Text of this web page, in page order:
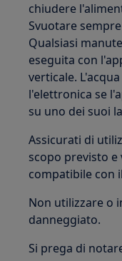
chiudere
Svuotare
Qualsiasi
eseguita con
verticale.
l'elettronica se
su uno dei suoi
Assicurati di
scopo previsto
compatibile con
Non utilizzare o
danneggiato.
Si prega di